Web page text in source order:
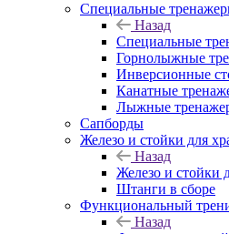
Специальные
Назад
Специальные
Горнолыжные
Инверсионные
Канатные
Лыжные
Сапборды
Железо и стойки для
Назад
Железо и стойки
Штанги в сборе
Функциональный
Назад